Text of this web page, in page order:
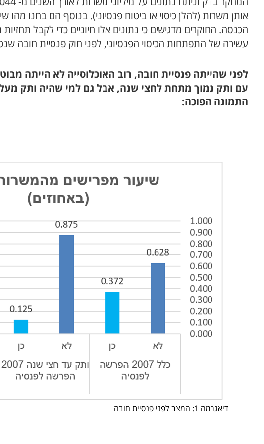
אותן משרות (להלן כיסוי או ביטוח פנסיוני). בנוסף הם בחנו
הכנסה. החוקרים מדגישים כי נתונים אלו חיוניים כדי לקבל
עשירה של התפתחות הכיסוי הפנסיוני, לפני חוק פנסיית חובה שנכנס לתוקף ב-1.1.2008, מיד
התמונה הפוכה:
דיאגרמה 1: המצב לפני פנסיית חובה